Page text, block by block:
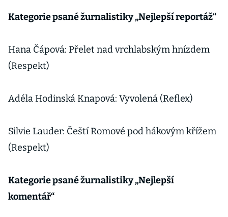
Kategorie psané žurnalistiky „Nejlepší reportáž“
Hana Čápová: Přelet nad vrchlabským hnízdem
(Respekt)
Adéla Hodinská Knapová: Vyvolená (Reflex)
Silvie Lauder: Čeští Romové pod hákovým křížem
(Respekt)
Kategorie psané žurnalistiky „Nejlepší
komentář“